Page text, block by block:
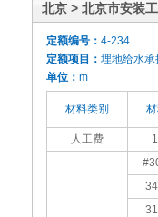
北京 > 北京市安装
定额编号： 4-234
定额项目： 埋地给水
单位： m
材料类别
人工费